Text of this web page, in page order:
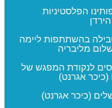
הפלסטיניות
בהשתתפות ליימה
מליבריה
לנקודת המפגש של
אגרנט)